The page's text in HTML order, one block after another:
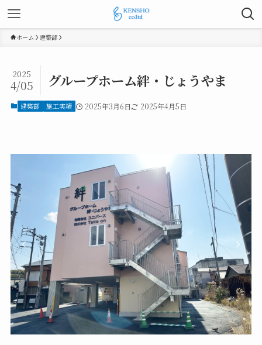
ホーム 建築部
グループホーム絆・じょうやま
2025
4/05
建築部 施工実績 2025年3月6日 2025年4月5日